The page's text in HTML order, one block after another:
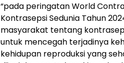
“pada peringatan World
Kontrasepsi Sedunia Tahun
masyarakat tentang
untuk mencegah terjadinya
kehidupan reproduksi yang